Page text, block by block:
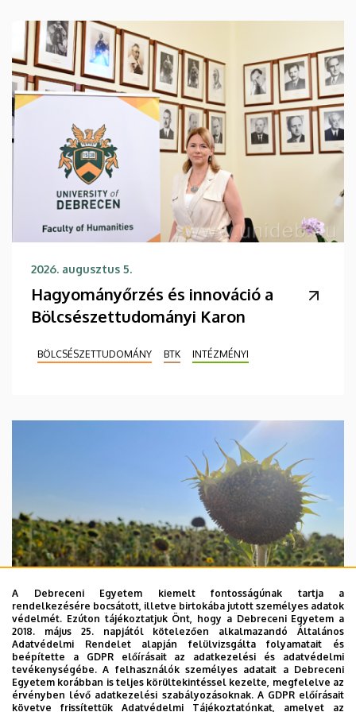
2026. augusztus 5.
Hagyományőrzés és innováció a
Bölcsészettudományi Karon
BÖLCSÉSZETTUDOMÁNY BTK INTÉZMÉNYI
2026. augusztus 4.
A hőség árnyékában az agrárium
A Debreceni Egyetem kiemelt fontosságúnak tartja a
rendelkezésére bocsátott, illetve birtokába jutott személyes adatok
védelmét. Ezúton tájékoztatjuk Önt, hogy a Debreceni Egyetem a
2018. május 25. napjától kötelezően alkalmazandó Általános
Adatvédelmi Rendelet alapján felülvizsgálta folyamatait és
beépítette a GDPR előírásait az adatkezelési és adatvédelmi
tevékenységébe. A felhasználók személyes adatait a Debreceni
Egyetem korábban is teljes körültekintéssel kezelte, megfelelve az
érvényben lévő adatkezelési szabályozásoknak. A GDPR előírásait
követve frissítettük Adatvédelmi Tájékoztatónkat, amelyet az